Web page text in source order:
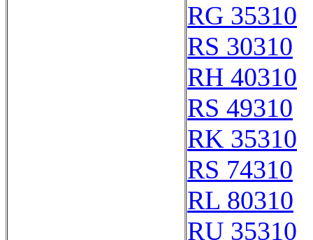
RG 35310
RS 30310
RH 40310
RS 49310
RK 35310
RS 74310
RL 80310
RU 35310